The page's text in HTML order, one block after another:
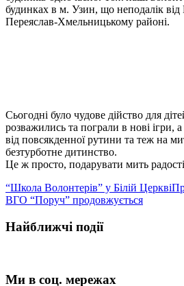
будинках в м. Узин, що неподалік від
Переяслав-Хмельницькому районі.
Сьогодні було чудове дійство для
розважились та пограли в нові ігри,
від повсякденної рутини та теж на
безтурботне дитинство.
Це ж просто, подарувати мить
“Школа Волонтерів” у Білій Церкві
ВГО “Поруч” продовжується
Найближчі події
Ми в соц. мережах